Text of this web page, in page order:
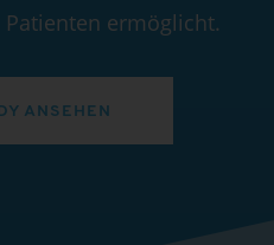
Patienten ermöglicht.
ANSEHEN